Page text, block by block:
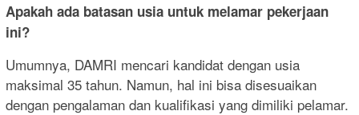
Apakah ada batasan usia untuk melamar pekerjaan
ini?
Umumnya, DAMRI mencari kandidat dengan usia
maksimal 35 tahun. Namun, hal ini bisa disesuaikan
dengan pengalaman dan kualifikasi yang dimiliki pelamar.